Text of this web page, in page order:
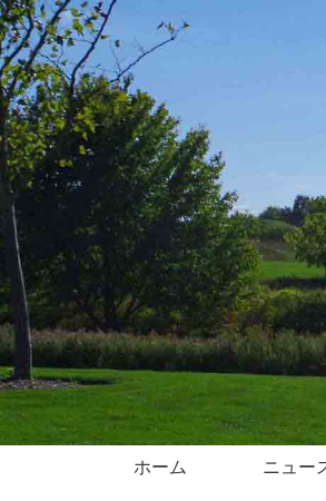
ホーム ニュー